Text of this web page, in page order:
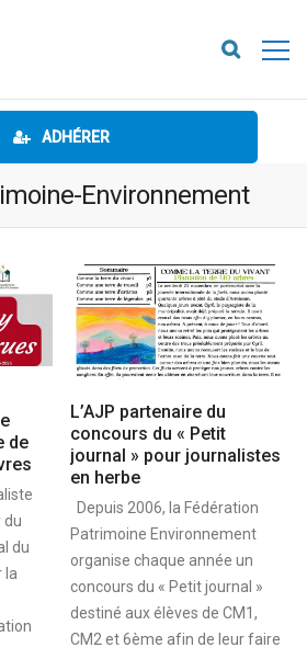
ADHÉRER
Environnement
de
du
du
la
L’AJP partenaire du
concours du « Petit
journal » pour journalistes
en herbe
Depuis 2006, la Fédération
Patrimoine Environnement
organise chaque année un
concours du « Petit journal »
destiné aux élèves de CM1,
CM2 et 6ème afin de leur faire